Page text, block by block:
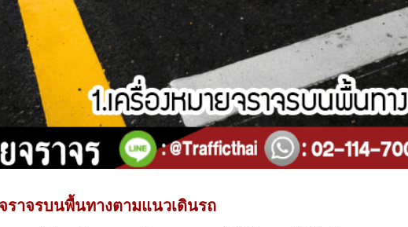
ราจรบนพื้นทางตามแนวเดินรถ